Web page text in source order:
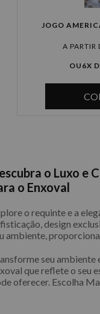
JOGO
OU 6X
o Luxo e
o Enxoval
o requinte e a
design
ambiente,
seu ambiente
que reflete o seu
oferecer. Escolha